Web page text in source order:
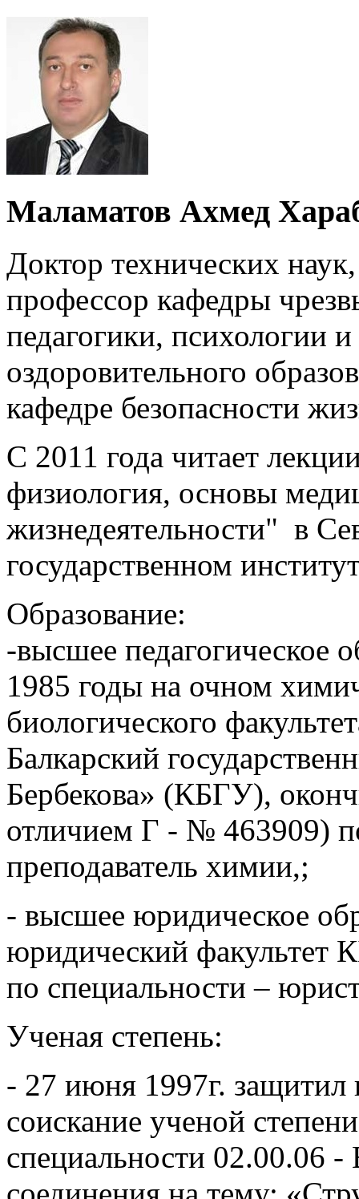
Маламатов Ахмед
Доктор технических
профессор кафедры
педагогики, психологии
оздоровительного
кафедре безопасности
С 2011 года читает
физиология, основы
жизнедеятельности" в
государственном
Образование:
-высшее педагогическое
1985 годы на очном
биологического
Балкарский
Бербекова» (КБГУ),
отличием Г - № 463909)
преподаватель химии,;
- высшее юридическое
юридический
по специальности –
Ученая степень:
- 27 июня 1997г. защитил
соискание ученой
специальности 02.00.06